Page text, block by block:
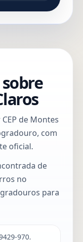
de Montes
com
oficial.
de
no
para
970.